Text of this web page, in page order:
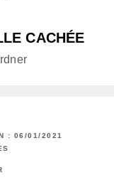
CACHÉE
: 06/01/2021